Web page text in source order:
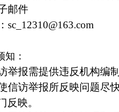
邮件
sc_12310@163.com
知：
举报需提供违反机构编
使信访举报所反映问题
反映。